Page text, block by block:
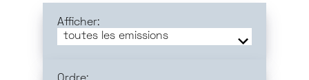
Afficher:
toutes les emissions
emissions